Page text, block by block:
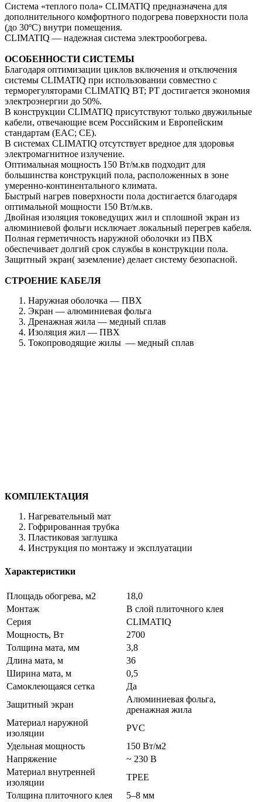
Система «теплого пола» CLIMATIQ предназначена для
дополнительного комфортного подогрева поверхности пола
(до 30ºС) внутри помещения.
CLIMATIQ — надежная система электрообогрева.
ОСОБЕННОСТИ СИСТЕМЫ
Благодаря оптимизации циклов включения и отключения
системы CLIMATIQ при использовании совместно с
терморегуляторами CLIMATIQ BT; PT достигается экономия
электроэнергии до 50%.
В конструкции CLIMATIQ присутствуют только двужильные
кабели, отвечающие всем Российским и Европейским
стандартам (EAC; СE).
В системах CLIMATIQ отсутствует вредное для здоровья
электромагнитное излучение.
Оптимальная мощность 150 Вт/м.кв подходит для
большинства конструкций пола, расположенных в зоне
умеренно-континентального климата.
Быстрый нагрев поверхности пола достигается благодаря
оптимальной мощности 150 Вт/м.кв.
Двойная изоляция токоведущих жил и сплошной экран из
алюминиевой фольги исключает локальный перегрев кабеля.
Полная герметичность наружной оболочки из ПВХ
обеспечивает долгий срок службы в конструкции пола.
Защитный экран( заземление) делает систему безопасной.
СТРОЕНИЕ КАБЕЛЯ
Наружная оболочка — ПВХ
Экран — алюминиевая фольга
Дренажная жила — медный сплав
Изоляция жил — ПВХ
Токопроводящие жилы — медный сплав
КОМПЛЕКТАЦИЯ
Нагревательный мат
Гофрированная трубка
Пластиковая заглушка
Инструкция по монтажу и эксплуатации
Характеристики
Площадь обогрева, м2
18,0
Монтаж
В слой плиточного клея
Серия
CLIMATIQ
Мощность, Вт
2700
Толщина мата, мм
3,8
Длина мата, м
36
Ширина мата, м
0,5
Самоклеющаяся сетка
Да
Защитный экран
Алюминиевая фольга,
дренажная жила
Материал наружной
изоляции
PVC
Удельная мощность
150 Вт/м2
Напряжение
~ 230 В
Материал внутренней
изоляции
TPEE
Толщина плиточного клея
5–8 мм